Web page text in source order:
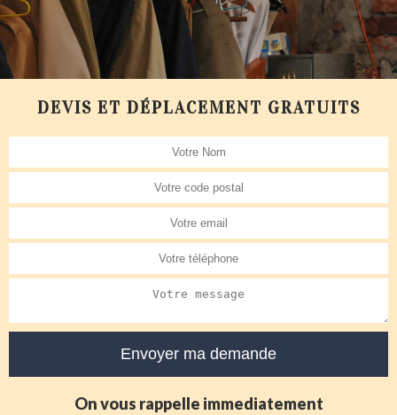
DEVIS ET DÉPLACEMENT GRATUITS
On vous rappelle immediatement